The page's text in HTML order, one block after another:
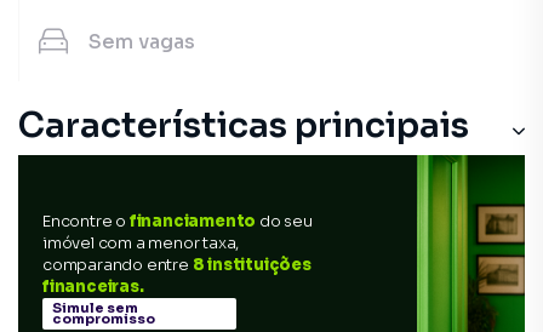
Sem vagas
Características principais
Encontre o financiamento do seu
imóvel com a menor taxa,
comparando entre 8 instituições
financeiras.
Simule sem
compromisso